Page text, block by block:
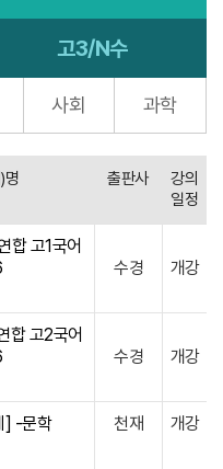
고3/N수
사회 과학
명 출판사
강의
일정
합 고1국어
수경 개강
합 고2국어
수경 개강
] -문학 천재 개강